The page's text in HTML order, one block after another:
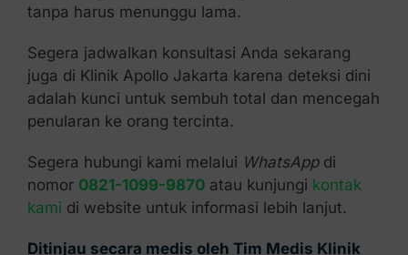
tanpa harus menunggu lama.
Segera jadwalkan konsultasi Anda sekarang
juga di Klinik Apollo Jakarta karena deteksi dini
adalah kunci untuk sembuh total dan mencegah
penularan ke orang tercinta.
Segera hubungi kami melalui WhatsAppdi
nomor 0821-1099-9870atau kunjungi kontak
kami di website untuk informasi lebih lanjut.
Ditinjau secara medis oleh Tim Medis Klinik